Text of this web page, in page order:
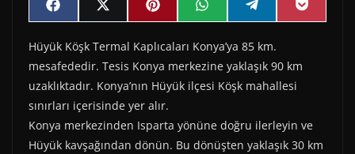
Share
on
F
a
e
b
o
o
k
Share
on
X
(
w
i
t
t
e
r
)
Share
on
P
i
t
e
r
e
s
t
Share
on
W
h
t
s
A
p
Share
on
e
e
g
r
a
Share
on
P
o
Hüyük Köşk Termal Kaplıcaları Konya’ya 85 km.
mesafededir. Tesis Konya merkezine yaklaşık 90 km
uzaklıktadır. Konya’nın Hüyük ilçesi Köşk mahallesi
sınırları içerisinde yer alır.
Konya merkezinden Isparta yönüne doğru ilerleyin ve
Hüyük kavşağından dönün. Bu dönüşten yaklaşık 30 km